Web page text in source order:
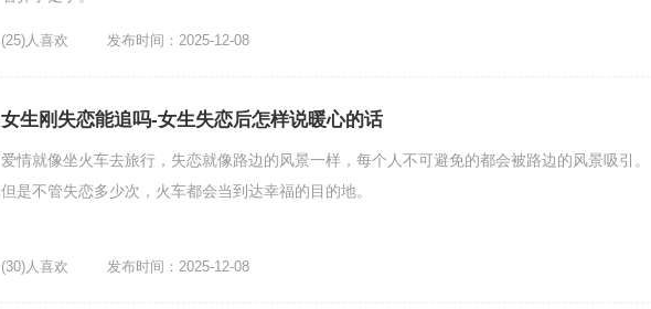
(25)人喜欢 发布时间：2025-12-08
女生刚失恋能追吗-女生失恋后怎样说暖心的话
爱情就像坐火车去旅行，失恋就像路边的风景一样，每个人不可避免的都会被路边的风景吸引。
但是不管失恋多少次，火车都会当到达幸福的目的地。
(30)人喜欢 发布时间：2025-12-08